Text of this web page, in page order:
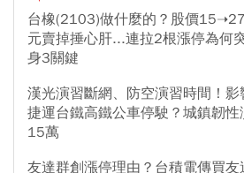
台橡(2103)做什麼的？股價
元賣掉捶心肝...連拉2根漲停為何
身3關鍵
漢光演習斷網、防空演習時間！
捷運台鐵高鐵公車停駛？城鎮韌性
15萬
友達群創漲停理由？台積電傳買